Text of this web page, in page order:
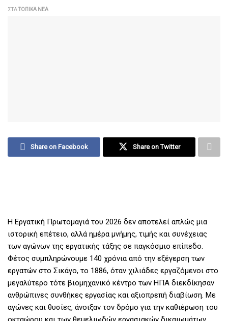
ΣΤΑ ΤΟΠΙΚΆ ΝΈΑ
Share on Facebook Share on Twitter
Η Εργατική Πρωτομαγιά του 2026 δεν αποτελεί απλώς μια
ιστορική επέτειο, αλλά ημέρα μνήμης, τιμής και συνέχειας
των αγώνων της εργατικής τάξης σε παγκόσμιο επίπεδο.
Φέτος συμπληρώνουμε 140 χρόνια από την εξέγερση των
εργατών στο Σικάγο, το 1886, όταν χιλιάδες εργαζόμενοι στο
μεγαλύτερο τότε βιομηχανικό κέντρο των ΗΠΑ διεκδίκησαν
ανθρώπινες συνθήκες εργασίας και αξιοπρεπή διαβίωση. Με
αγώνες και θυσίες, άνοιξαν τον δρόμο για την καθιέρωση του